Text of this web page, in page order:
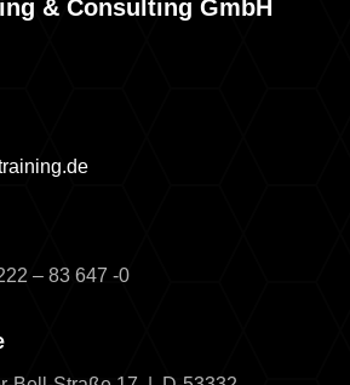
& Consulting GmbH
– 83 647 -0